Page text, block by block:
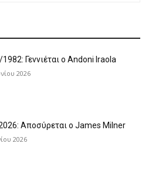
Γεννιέται ο Andoni Iraola
2026
Αποσύρεται ο James Milner
2026